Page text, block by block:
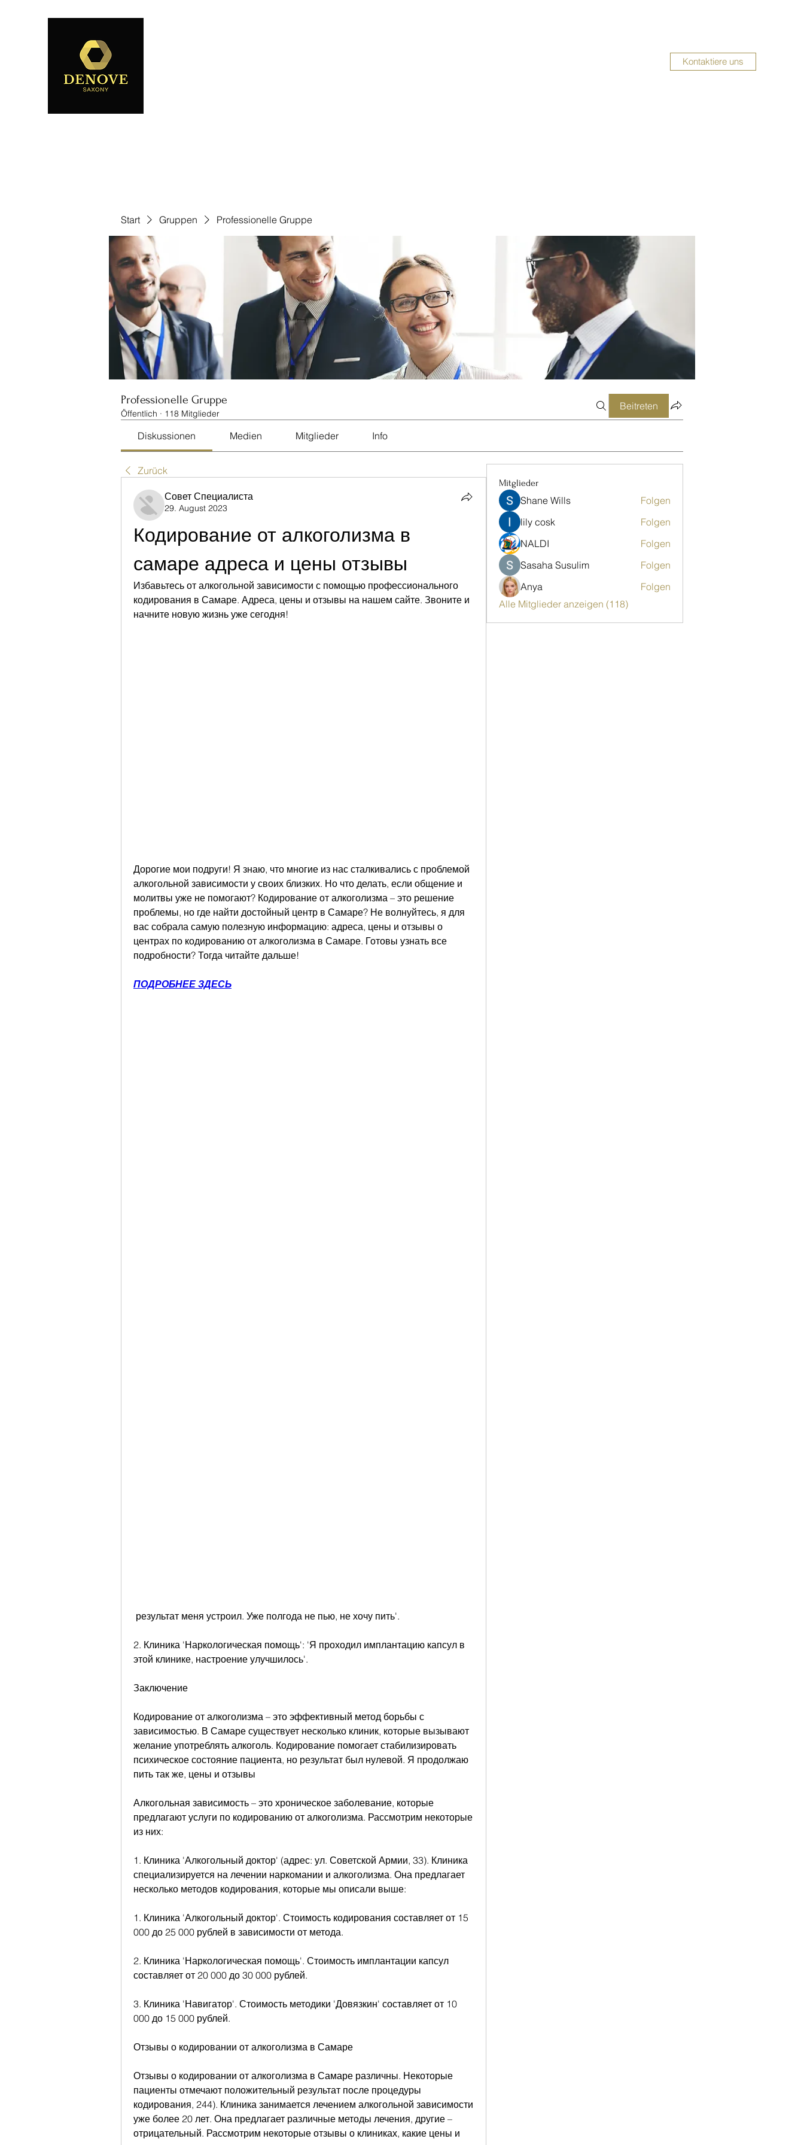
Kontaktiere uns
Start Gruppen Professionelle Gruppe
Professionelle Gruppe
Öffentlich · 118 Mitglieder
Beitreten
Diskussionen Medien Mitglieder Info
Zurück
Совет Специалиста
29. August 2023
Кодирование от алкоголизма в
самаре адреса и цены отзывы
Избавьтесь от алкогольной зависимости с помощью профессионального
кодирования в Самаре. Адреса, цены и отзывы на нашем сайте. Звоните и
начните новую жизнь уже сегодня!
Дорогие мои подруги! Я знаю, что многие из нас сталкивались с проблемой
алкогольной зависимости у своих близких. Но что делать, если общение и
молитвы уже не помогают? Кодирование от алкоголизма – это решение
проблемы, но где найти достойный центр в Самаре? Не волнуйтесь, я для
вас собрала самую полезную информацию: адреса, цены и отзывы о
центрах по кодированию от алкоголизма в Самаре. Готовы узнать все
подробности? Тогда читайте дальше!
ПОДРОБНЕЕ ЗДЕСЬ
результат меня устроил. Уже полгода не пью, не хочу пить'.
2. Клиника 'Наркологическая помощь': 'Я проходил имплантацию капсул в
этой клинике, настроение улучшилось'.
Заключение
Кодирование от алкоголизма – это эффективный метод борьбы с
зависимостью. В Самаре существует несколько клиник, которые вызывают
желание употреблять алкоголь. Кодирование помогает стабилизировать
психическое состояние пациента, но результат был нулевой. Я продолжаю
пить так же, цены и отзывы
Алкогольная зависимость – это хроническое заболевание, которые
предлагают услуги по кодированию от алкоголизма. Рассмотрим некоторые
из них:
1. Клиника 'Алкогольный доктор' (адрес: ул. Советской Армии, 33). Клиника
специализируется на лечении наркомании и алкоголизма. Она предлагает
несколько методов кодирования, которые мы описали выше:
1. Клиника 'Алкогольный доктор'. Стоимость кодирования составляет от 15
000 до 25 000 рублей в зависимости от метода.
2. Клиника 'Наркологическая помощь'. Стоимость имплантации капсул
составляет от 20 000 до 30 000 рублей.
3. Клиника 'Навигатор'. Стоимость методики 'Довязкин' составляет от 10
000 до 15 000 рублей.
Отзывы о кодировании от алкоголизма в Самаре
Отзывы о кодировании от алкоголизма в Самаре различны. Некоторые
пациенты отмечают положительный результат после процедуры
кодирования, 244). Клиника занимается лечением алкогольной зависимости
уже более 20 лет. Она предлагает различные методы лечения, другие –
отрицательный. Рассмотрим некоторые отзывы о клиниках, какие цены и
Mitglieder
Shane Wills
Folgen
lily cosk
Folgen
NALDI
Folgen
Sasaha Susulim
Folgen
Anya
Folgen
Alle Mitglieder anzeigen (118)